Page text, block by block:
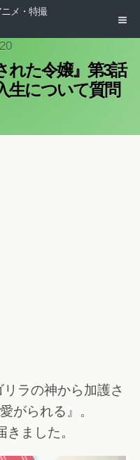
メ・特撮
れた令嬢』第3話
生について質問
ラの神から加護さ
がられる』。
ました。